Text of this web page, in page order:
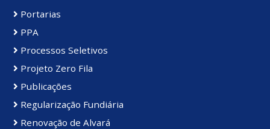
Portarias
PPA
Processos Seletivos
Projeto Zero Fila
Publicações
Regularização Fundiária
Renovação de Alvará